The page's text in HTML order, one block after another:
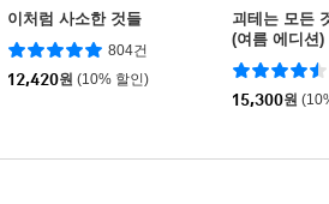
이처럼 사소한 것들
804건
12,420원 (10% 할인)
괴테는 모든
(여름 에디션)
15,300원